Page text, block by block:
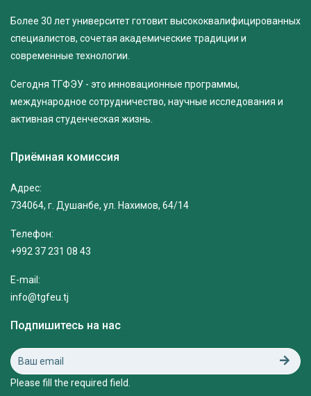
Более 30 лет университет готовит высококвалифицированных
специалистов, сочетая академические традиции и
современные технологии.
Сегодня ТГФЭУ - это инновационные программы,
международное сотрудничество, научные исследования и
активная студенческая жизнь.
Приёмная комиссия
Адрес:
734064, г. Душанбе, ул. Нахимов, 64/14
Телефон:
+992 37 231 08 43
E-mail:
info@tgfeu.tj
Подпишитесь на нас
Please fill the required field.